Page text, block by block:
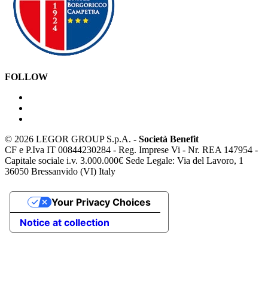
FOLLOW
© 2026 LEGOR GROUP S.p.A. - Società Benefit
CF e P.Iva IT 00844230284 - Reg. Imprese Vi - Nr. REA 147954 -
Capitale sociale i.v. 3.000.000€ Sede Legale: Via del Lavoro, 1
36050 Bressanvido (VI) Italy
Notice at collection
Your Privacy Choices